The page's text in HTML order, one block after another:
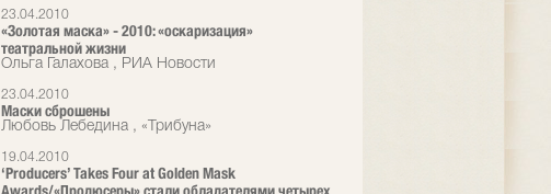
23.04.2010
«Золотая маска» - 2010: «оскаризация»
театральной жизни
Ольга Галахова , РИА Новости
23.04.2010
Маски сброшены
Любовь Лебедина , «Трибуна»
19.04.2010
‘Producers’ Takes Four at Golden Mask